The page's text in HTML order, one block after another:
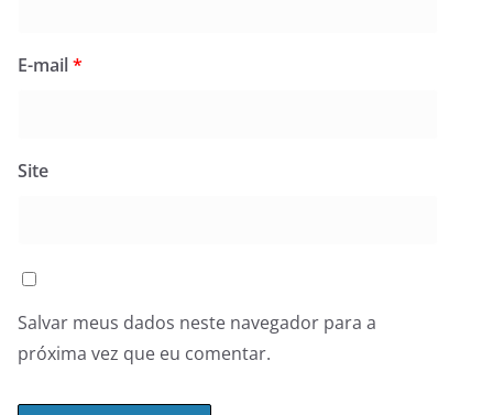
E-mail*
Site
Salvar meus dados neste navegador para a
próxima vez que eu comentar.